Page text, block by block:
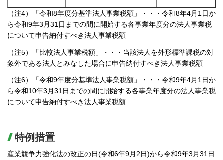
（注4）「令和8年度分基準法人事業税額」・・・令和8年4月1日か
ら令和9年3月31日までの間に開始する各事業年度分の法人事業税
について申告納付すべき法人事業税額
（注5）「比較法人事業税額」・・・当該法人を外形標準課税の対
象外である法人とみなした場合に申告納付すべき法人事業税額
（注6）「令和9年度分基準法人事業税額」・・・令和9年4月1日か
ら令和10年3月31日までの間に開始する各事業年度分の法人事業税
について申告納付すべき法人事業税額
特例措置
産業競争力強化法の改正の日(令和6年9月2日)から令和9年3月31日